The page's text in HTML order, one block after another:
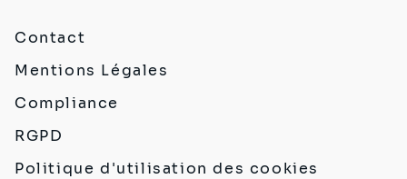
Contact
Mentions Légales
Compliance
RGPD
Politique d'utilisation des cookies